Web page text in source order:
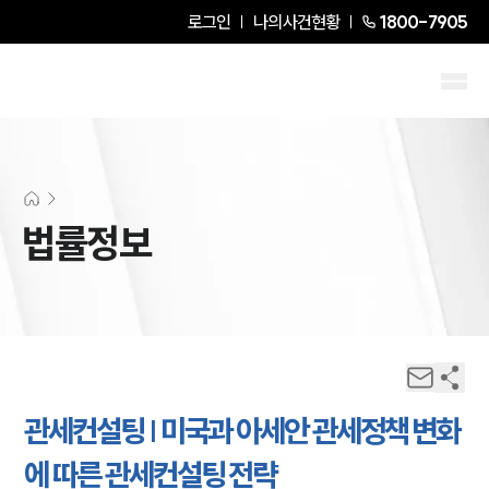
로그인 나의사건현황 1800-7905
법률정보
관세컨설팅 | 미국과 아세안 관세정책 변화
에 따른 관세컨설팅 전략